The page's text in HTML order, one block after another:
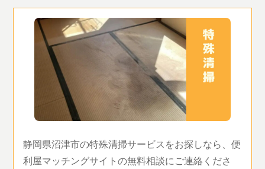
静岡県沼津市の特殊清掃サービスをお探しなら、便
利屋マッチングサイトの無料相談にご連絡くださ